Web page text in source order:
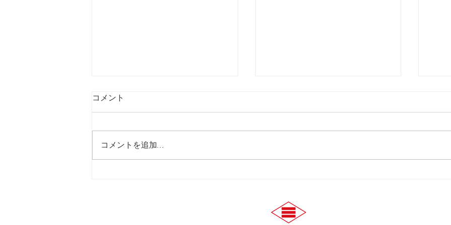
【7/24】緊急値上げ速報
【7/10】緊急値上げ速報
コメント
コメントを追加…